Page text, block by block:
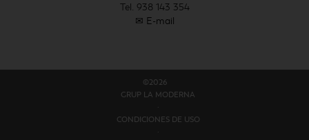
Tel. 938 143 354
✉ E-mail
©2026
GRUP LA MODERNA
·
CONDICIONES DE USO
·